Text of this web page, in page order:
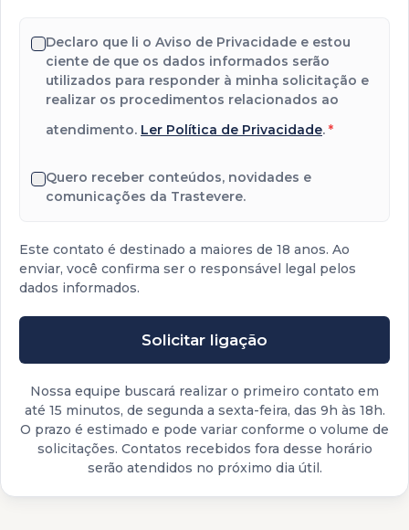
Declaro que li o Aviso de Privacidade e estou
ciente de que os dados informados serão
utilizados para responder à minha solicitação e
realizar os procedimentos relacionados ao
atendimento. Ler Política de Privacidade. *
Quero receber conteúdos, novidades e
comunicações da Trastevere.
Este contato é destinado a maiores de 18 anos. Ao
enviar, você confirma ser o responsável legal pelos
dados informados.
Solicitar ligação
Nossa equipe buscará realizar o primeiro contato em
até 15 minutos, de segunda a sexta-feira, das 9h às 18h.
O prazo é estimado e pode variar conforme o volume de
solicitações. Contatos recebidos fora desse horário
serão atendidos no próximo dia útil.